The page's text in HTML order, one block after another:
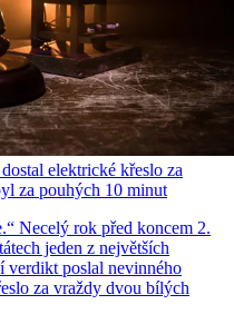
elektrické křeslo za
za pouhých 10 minut
Necelý rok před koncem 2.
jeden z největších
verdikt poslal nevinného
za vraždy dvou bílých